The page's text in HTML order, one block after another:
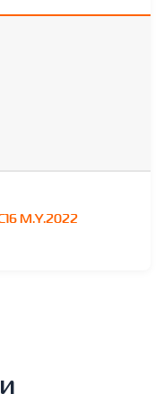
M.Y.2022